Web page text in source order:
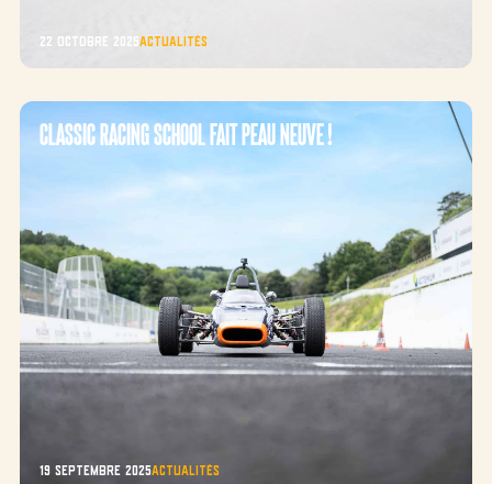
22 octobre 2025 Actualités
Classic Racing School fait peau neuve !
19 septembre 2025 Actualités